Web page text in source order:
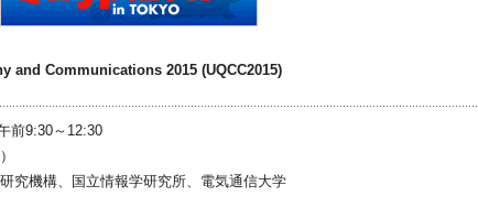
and Communications 2015 (UQCC2015)
前9:30～12:30
究機構、国立情報学研究所、電気通信大学